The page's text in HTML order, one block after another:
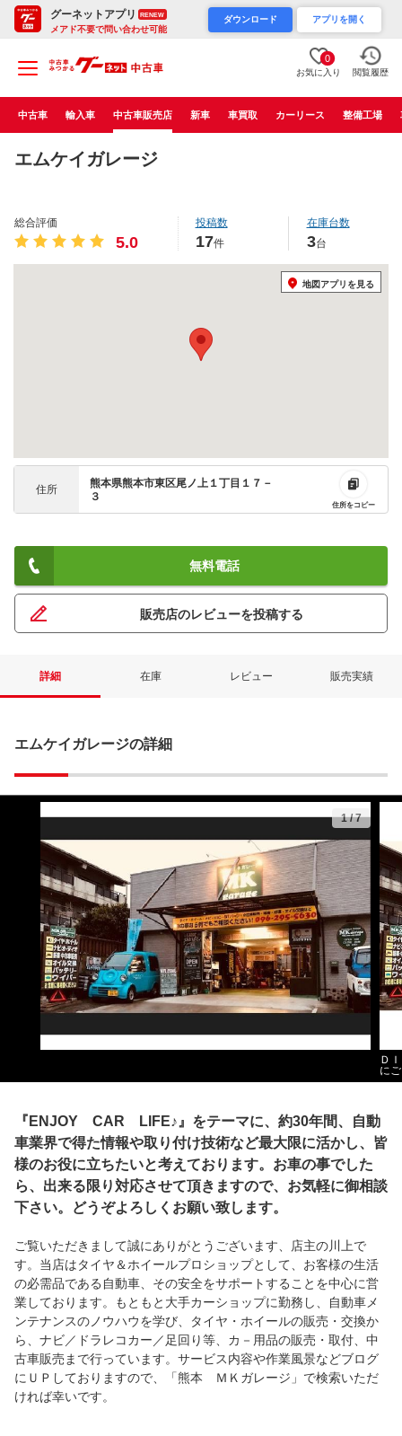
グーネットアプリ RENEW
メアド不要で問い合わせ可能
ダウンロード アプリを開く
0
お気に入り 閲覧履歴
中古車 輸入車 中古車販売店 新車 車買取 カーリース 整備工場
エムケイガレージ
総合評価
5.0
投稿数
17件
在庫台数
3台
地図アプリを見る
住所
熊本県熊本市東区尾ノ上１丁目１７－
３
住所をコピー
無料電話
販売店のレビューを投稿する
詳細 在庫 レビュー 販売実績
エムケイガレージの詳細
1/7
Ｄ
に
『ENJOY CAR LIFE♪』をテーマに、約30年間、自動
車業界で得た情報や取り付け技術など最大限に活かし、皆
様のお役に立ちたいと考えております。お車の事でした
ら、出来る限り対応させて頂きますので、お気軽に御相談
下さい。どうぞよろしくお願い致します。
ご覧いただきまして誠にありがとうございます、店主の川上で
す。当店はタイヤ＆ホイールプロショップとして、お客様の生活
の必需品である自動車、その安全をサポートすることを中心に営
業しております。もともと大手カーショップに勤務し、自動車メ
ンテナンスのノウハウを学び、タイヤ・ホイールの販売・交換か
ら、ナビ／ドラレコカー／足回り等、カ－用品の販売・取付、中
古車販売まで行っています。サービス内容や作業風景などブログ
にＵＰしておりますので、「熊本 ＭＫガレージ」で検索いただ
ければ幸いです。